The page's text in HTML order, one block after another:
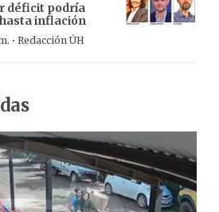
déficit podría
inflación
· Redacción ÚH